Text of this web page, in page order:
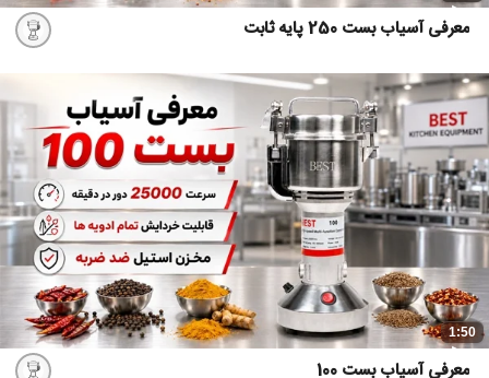
معرفی آسیاب بست 250 پایه ثابت
1:50
معرفی آسیاب بست 100